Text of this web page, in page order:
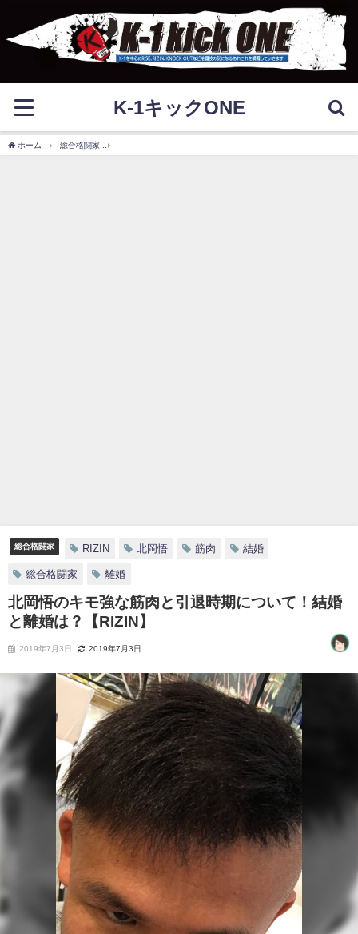
K-1キックONE
ホーム 総合格闘家
総合格闘家 RIZIN 北岡悟 筋肉 結婚
総合格闘家 離婚
北岡悟のキモ強な筋肉と引退時期について！結婚
と離婚は？【RIZIN】
2019年7月3日 2019年7月3日